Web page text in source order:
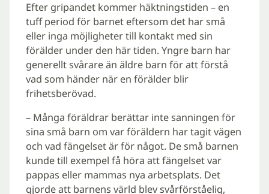
Efter gripandet kommer häktningstiden – en
tuff period för barnet eftersom det har små
eller inga möjligheter till kontakt med sin
förälder under den här tiden. Yngre barn har
generellt svårare än äldre barn för att förstå
vad som händer när en förälder blir
frihetsberövad.
– Många föräldrar berättar inte sanningen för
sina små barn om var föräldern har tagit vägen
och vad fängelset är för något. De små barnen
kunde till exempel få höra att fängelset var
pappas eller mammas nya arbetsplats. Det
gjorde att barnens värld blev svårförståelig,